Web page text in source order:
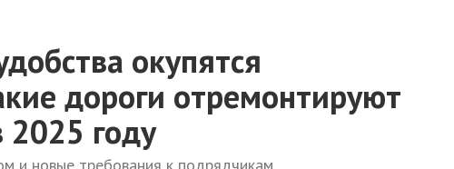
окупятся
дороги отремонтируют
2025 году
и новые требования к подрядчикам